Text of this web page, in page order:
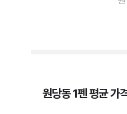
원당동 1펜 평균